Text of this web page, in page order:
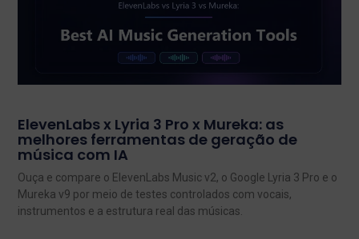
ElevenLabs x Lyria 3 Pro x Mureka: as
melhores ferramentas de geração de
música com IA
Ouça e compare o ElevenLabs Music v2, o Google Lyria 3 Pro e o
Mureka v9 por meio de testes controlados com vocais,
instrumentos e a estrutura real das músicas.